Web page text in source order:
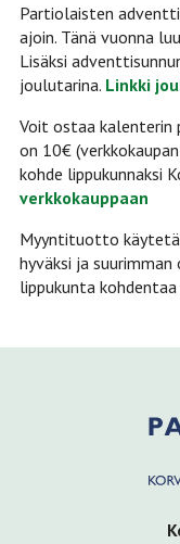
Partiolaisten
ajoin. Tänä vuonna
Lisäksi
joulutarina. Linkki
Voit ostaa kalenterin
on 10€
kohde lippukunnaksi
verkkokauppaan
Myyntituotto
hyväksi ja
lippukunta